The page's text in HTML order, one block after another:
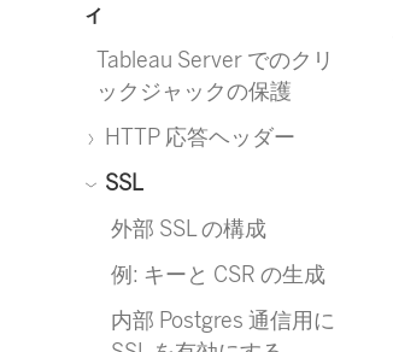
ィ
Tableau Server でのクリ
ックジャックの保護
HTTP 応答ヘッダー
SSL
外部 SSL の構成
例: キーと CSR の生成
内部 Postgres 通信用に